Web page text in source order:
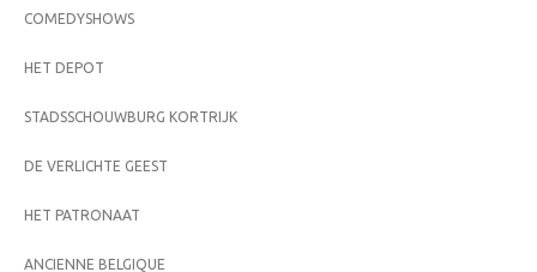
COMEDYSHOWS
HET DEPOT
STADSSCHOUWBURG KORTRIJK
DE VERLICHTE GEEST
HET PATRONAAT
ANCIENNE BELGIQUE